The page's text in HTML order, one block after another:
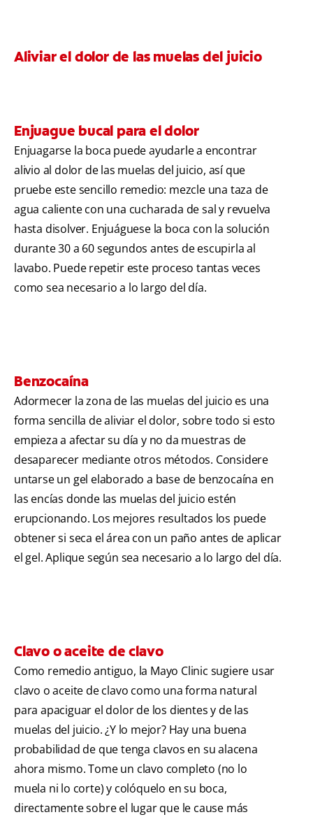
Aliviar el dolor de las muelas del juicio
Enjuague bucal para el dolor
Enjuagarse la boca puede ayudarle a encontrar
alivio al dolor de las muelas del juicio, así que
pruebe este sencillo remedio: mezcle una taza de
agua caliente con una cucharada de sal y revuelva
hasta disolver. Enjuáguese la boca con la solución
durante 30 a 60 segundos antes de escupirla al
lavabo. Puede repetir este proceso tantas veces
como sea necesario a lo largo del día.
Benzocaína
Adormecer la zona de las muelas del juicio es una
forma sencilla de aliviar el dolor, sobre todo si esto
empieza a afectar su día y no da muestras de
desaparecer mediante otros métodos. Considere
untarse un gel elaborado a base de benzocaína en
las encías donde las muelas del juicio estén
erupcionando. Los mejores resultados los puede
obtener si seca el área con un paño antes de aplicar
el gel. Aplique según sea necesario a lo largo del día.
Clavo o aceite de clavo
Como remedio antiguo, la Mayo Clinic sugiere usar
clavo o aceite de clavo como una forma natural
para apaciguar el dolor de los dientes y de las
muelas del juicio. ¿Y lo mejor? Hay una buena
probabilidad de que tenga clavos en su alacena
ahora mismo. Tome un clavo completo (no lo
muela ni lo corte) y colóquelo en su boca,
directamente sobre el lugar que le cause más